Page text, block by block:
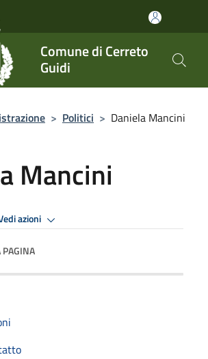
Comune di Cerreto
Guidi
> Politici > Daniela Mancini
Mancini
azioni
PAGINA